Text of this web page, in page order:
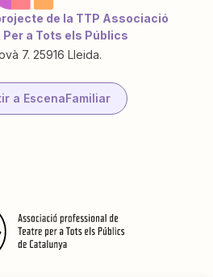
de la TTP Associació
a Tots els Públics
7. 25916 Lleida.
a EscenaFamiliar